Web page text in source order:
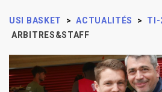
USI BASKET > ACTUALITÉS > TI-
ARBITRES&STAFF